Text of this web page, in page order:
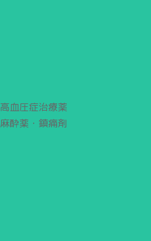
高血圧症治療薬
麻酔薬・鎮痛剤